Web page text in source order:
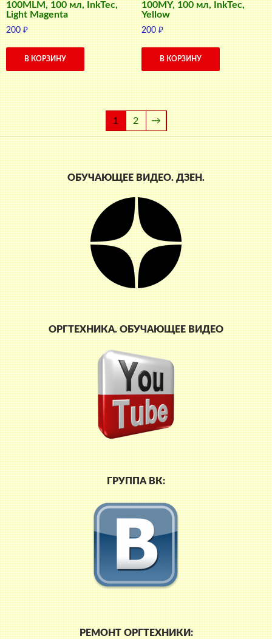
100MLM, 100 мл, InkTec,
Light Magenta
200₽
В КОРЗИНУ
100MY, 100 мл, InkTec,
Yellow
200₽
В КОРЗИНУ
1 2 →
ОБУЧАЮЩЕЕ ВИДЕО. ДЗЕН.
ОРГТЕХНИКА. ОБУЧАЮЩЕЕ ВИДЕО
ГРУППА ВК:
РЕМОНТ ОРГТЕХНИКИ: